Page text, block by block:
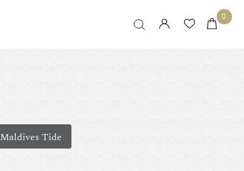
0
Maldives Tide